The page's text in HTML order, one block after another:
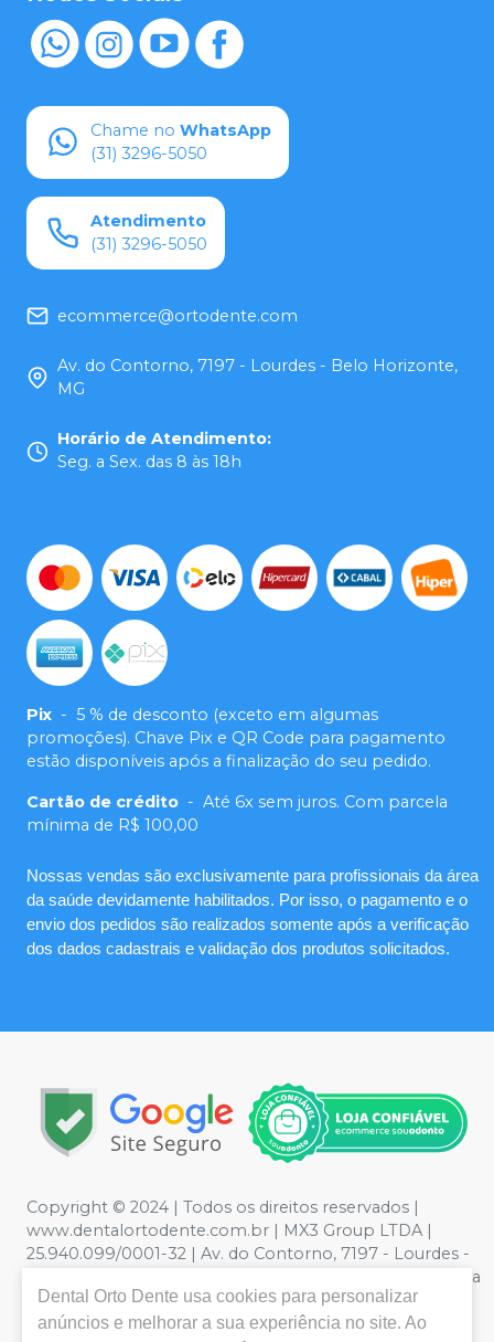
Chame no WhatsApp
(31) 3296-5050
Atendimento
(31) 3296-5050
ecommerce@ortodente.com
Av. do Contorno, 7197 - Lourdes - Belo Horizonte,
MG
Horário de Atendimento:
Seg. a Sex. das 8 às 18h
Pix - 5 % de desconto (exceto em algumas
promoções). Chave Pix e QR Code para pagamento
estão disponíveis após a finalização do seu pedido.
Cartão de crédito - Até 6x sem juros. Com parcela
mínima de R$ 100,00
Nossas vendas são exclusivamente para profissionais da área
da saúde devidamente habilitados. Por isso, o pagamento e o
envio dos pedidos são realizados somente após a verificação
dos dados cadastrais e validação dos produtos solicitados.
Copyright © 2024 | Todos os direitos reservados |
www.dentalortodente.com.br | MX3 Group LTDA |
25.940.099/0001-32 | Av. do Contorno, 7197 - Lourdes -
Belo Horizonte, MG | Política de Privacidade e Segurança
- Fotos meramente ilustrativas - Os preços e condições
da loja virtual estão sujeitos a alterações. Em caso de
Dental Orto Dente usa cookies para personalizar
anúncios e melhorar a sua experiência no site. Ao